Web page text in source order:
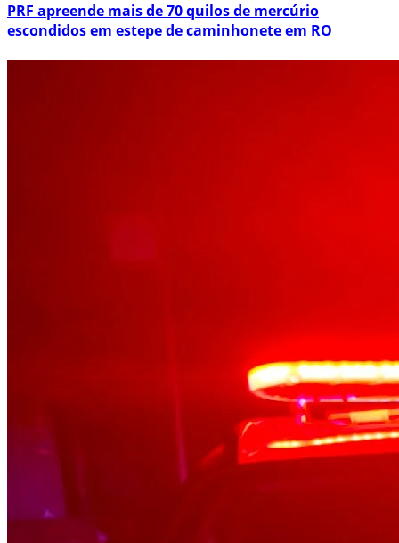
PRF apreende mais de 70 quilos de mercúrio
escondidos em estepe de caminhonete em RO